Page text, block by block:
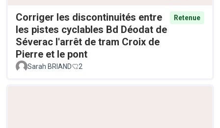
Corriger les discontinuités entre
les pistes cyclables Bd Déodat de
Séverac l'arrêt de tram Croix de
Pierre et le pont
Retenue
Sarah BRIAND 2